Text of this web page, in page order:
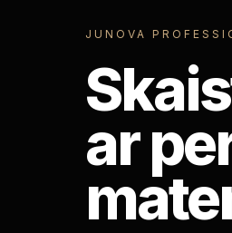
JUNOVA
ar